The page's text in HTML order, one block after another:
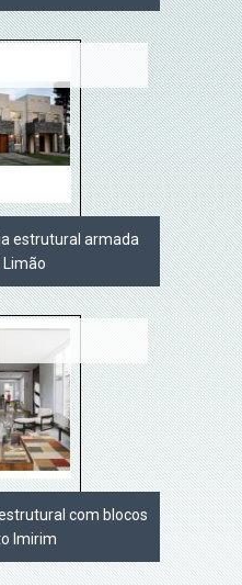
estrutural armada
Limão
com blocos
Imirim